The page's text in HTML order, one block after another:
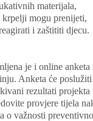
materijala,
krpelji mogu prenijeti,
i zaštititi djecu.
je i online
Anketa će poslužiti
rezultati
provjere tijela
o važnosti